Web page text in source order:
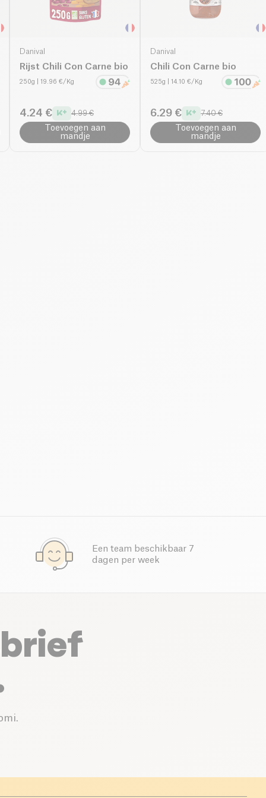
Danival
Rijst Chili Con Carne bio
250g | 19.96 €/Kg
4.24 € 4.99 €
Toevoegen aan
mandje
Danival
Chili Con Carne bio
525g | 14.10 €/Kg
6.29 € 7.40 €
Toevoegen aan
mandje
Een team beschikbaar 7
dagen per week